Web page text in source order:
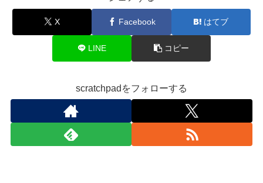
X Facebook はてブ
LINE コピー
scratchpadをフォローする